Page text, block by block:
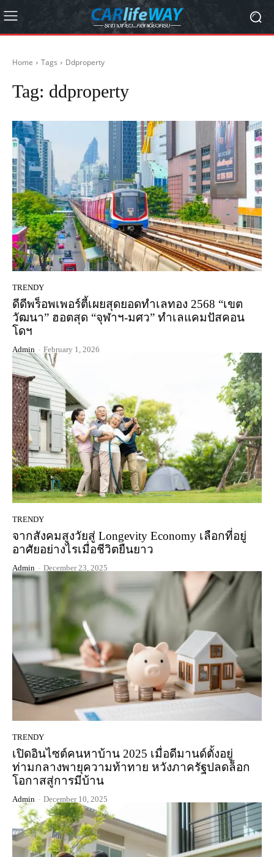
Home Tags Ddproperty
Tag: ddproperty
TRENDY
ดีดีพร็อพเพอร์ตี้เผยสุดยอดทำเลทอง 2568 “เขต
วัฒนา” ฮอตสุด “จุฬาฯ-มศว” ทำเลแคมปัสคอน
โดฯ
Admin - February 1, 2026
TRENDY
จากสังคมสูงวัยสู่ Longevity Economy เลือกที่อยู่
อาศัยอย่างไรเมื่อชีวิตยืนยาว
Admin - December 23, 2025
TRENDY
เปิดอินไซต์คนหาบ้าน 2025 เมื่อดีมานด์ตั้งอยู่
ท่ามกลางพายุความท้าทาย หวังภาครัฐปลดล็อก
โอกาสสู่การมีบ้าน
Admin - December 10, 2025